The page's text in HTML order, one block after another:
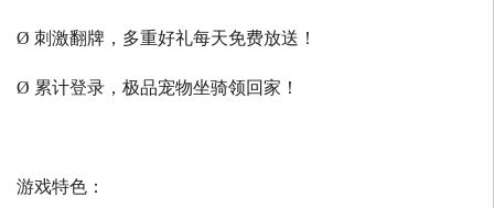
Ø 刺激翻牌，多重好礼每天免费放送！
Ø 累计登录，极品宠物坐骑领回家！
游戏特色：